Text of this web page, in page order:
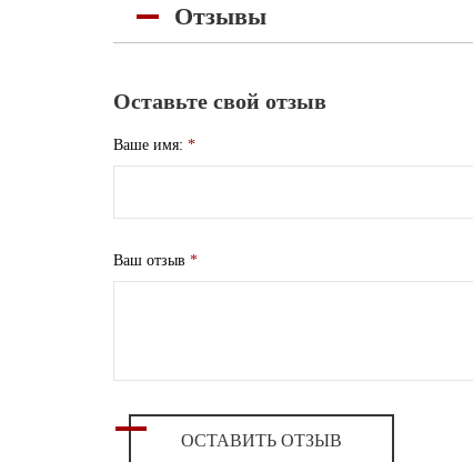
Отзывы
Оставьте свой отзыв
Ваше имя: *
Ваш отзыв *
ОСТАВИТЬ ОТЗЫВ